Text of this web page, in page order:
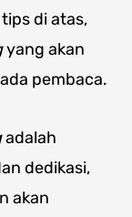
di atas,
yang akan
pembaca.
adalah
dedikasi,
akan